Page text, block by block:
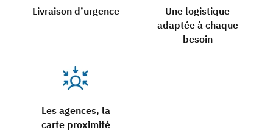
Livraison d’urgence
Une logistique
adaptée à chaque
besoin
Les agences, la
carte proximité